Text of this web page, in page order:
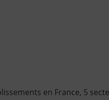
en France, 5